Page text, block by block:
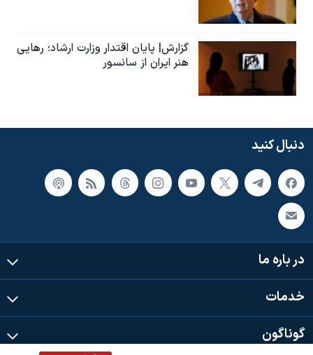
گزارش| پایان اقتدار وزارت ارشاد؛ رهایی
هنر ایران از سانسور
دنبال کنید
در باره ما
خدمات
گوناگون